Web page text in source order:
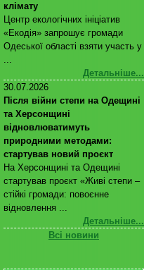
клімату
Центр екологічних ініціатив
«Екодія» запрошує громади
Одеської області взяти участь у
...
Детальніше...
30.07.2026
Після війни степи на Одещині
та Херсонщині
відновлюватимуть
природними методами:
стартував новий проєкт
На Херсонщині та Одещині
стартував проєкт «Живі степи –
стійкі громади: повоєнне
відновлення ...
Детальніше...
Всі новини